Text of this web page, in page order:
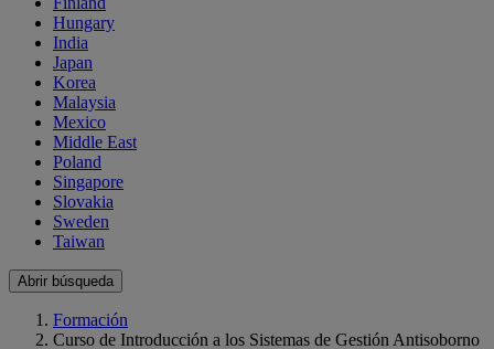
Hungary
India
Japan
Korea
Malaysia
Mexico
Middle East
Poland
Singapore
Slovakia
Sweden
Taiwan
Abrir búsqueda
Formación
Curso de Introducción a los Sistemas de Gestión Antisoborno